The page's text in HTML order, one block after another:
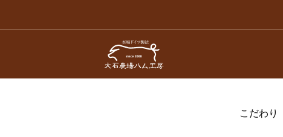
こだわり